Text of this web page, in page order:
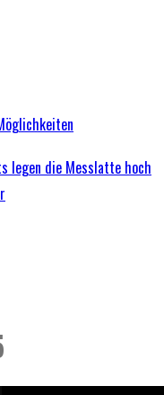
legen die Messlatte hoch